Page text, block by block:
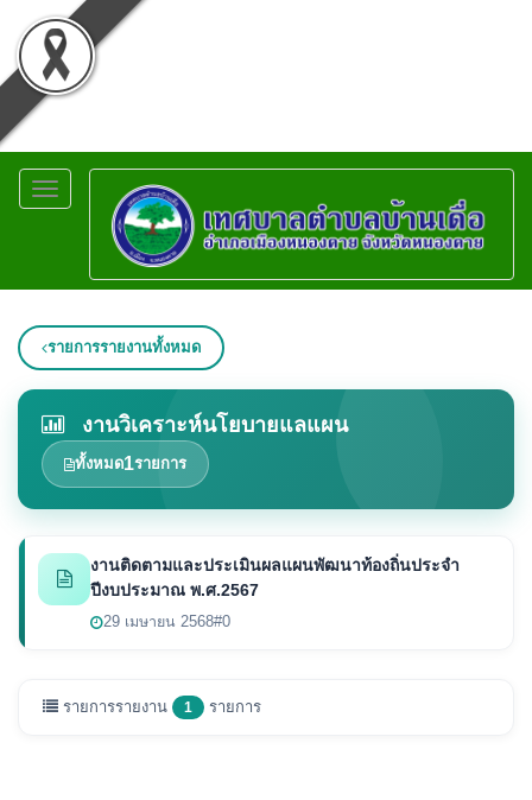
Toggle
navigation
รายการรายงานทั้งหมด
งานวิเคราะห์นโยบายแลแผน
ทั้งหมด1รายการ
งานติดตามและประเมินผลแผนพัฒนาท้องถิ่นประจำ
ปีงบประมาณ พ.ศ.2567
29 เมษายน 2568#0
รายการรายงาน 1 รายการ